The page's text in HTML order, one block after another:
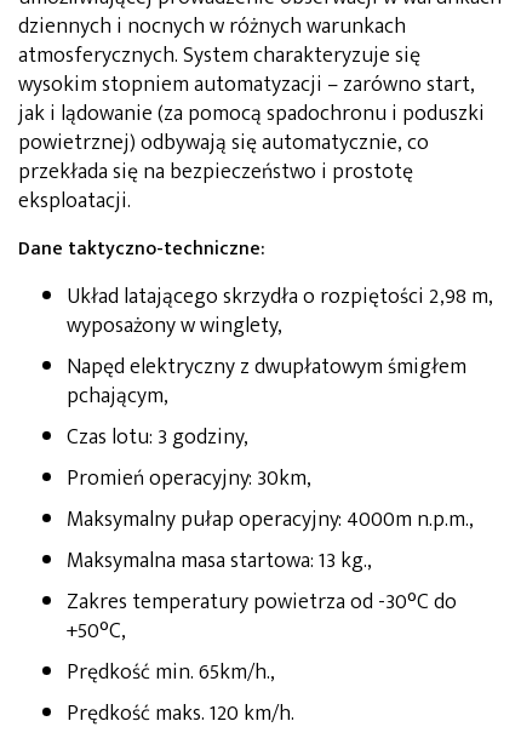
dziennych i nocnych w różnych warunkach
atmosferycznych. System charakteryzuje się
wysokim stopniem automatyzacji – zarówno start,
jak i lądowanie (za pomocą spadochronu i poduszki
powietrznej) odbywają się automatycznie, co
przekłada się na bezpieczeństwo i prostotę
eksploatacji.
Dane taktyczno-techniczne:
Układ latającego skrzydła o rozpiętości 2,98 m,
wyposażony w winglety,
Napęd elektryczny z dwupłatowym śmigłem
pchającym,
Czas lotu: 3 godziny,
Promień operacyjny: 30km,
Maksymalny pułap operacyjny: 4000m n.p.m.,
Maksymalna masa startowa: 13 kg.,
Zakres temperatury powietrza od -30°C do
+50°C,
Prędkość min. 65km/h.,
Prędkość maks. 120 km/h.